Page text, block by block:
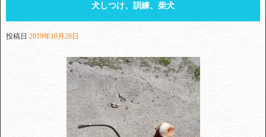
犬しつけ、訓練、柴犬
投稿日 2019年10月28日